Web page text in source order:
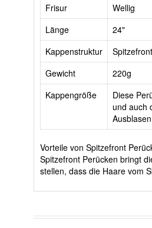
Frisur
Wellig
Länge
24"
Kappenstruktur
Spitzefront
Gewicht
220g
Kappengröße
Diese
und auch
Vorteile von Spitzefront
Spitzefront Perücken bringt
stellen, dass die Haare vom